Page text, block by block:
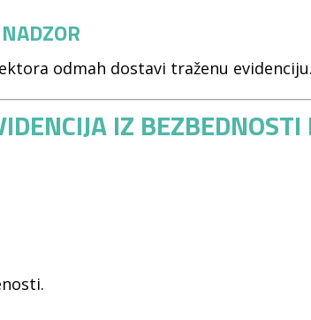
odmah dostavi traženu evidenciju.
IZ